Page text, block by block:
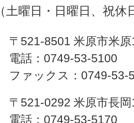
（土曜日・日曜日、祝
〒521-8501 米原市米
電話：0749-53-5100
ファックス：0749-53-
〒521-0292 米原市長
電話：0749-53-5170